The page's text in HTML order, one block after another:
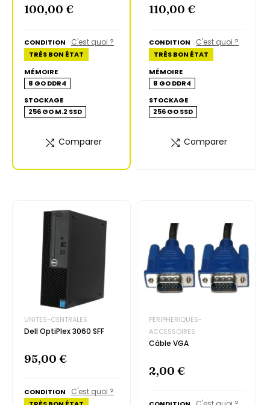
100,00 €
CONDITION C'est quoi ?
TRÈS BON ÉTAT
MÉMOIRE
8 GO DDR4
STOCKAGE
256 GO M.2 SSD
Comparer
110,00 €
CONDITION C'est quoi ?
TRÈS BON ÉTAT
MÉMOIRE
8 GO DDR4
STOCKAGE
256 GO SSD
Comparer
UNITES-CENTRALES
Dell OptiPlex 3060 SFF
95,00 €
CONDITION C'est quoi ?
PERIPHERIQUES-
ACCESSOIRES
Câble VGA
2,00 €